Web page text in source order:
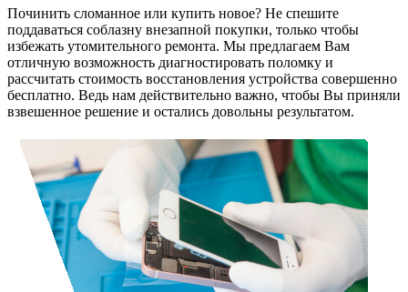
Починить сломанное или купить новое? Не спешите
поддаваться соблазну внезапной покупки, только чтобы
избежать утомительного ремонта. Мы предлагаем Вам
отличную возможность диагностировать поломку и
рассчитать стоимость восстановления устройства совершенно
бесплатно. Ведь нам действительно важно, чтобы Вы приняли
взвешенное решение и остались довольны результатом.